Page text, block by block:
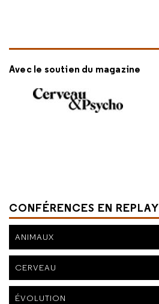
Avec le soutien du magazine
CONFÉRENCES EN REPLAY
ANIMAUX
CERVEAU
ÉVOLUTION